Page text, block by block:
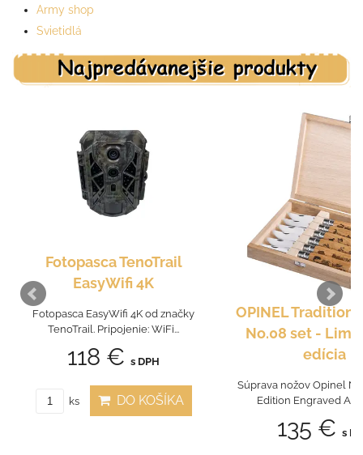
Army shop
Svietidlá
Fotopasca TenoTrail
EasyWifi 4K
Fotopasca EasyWifi 4K od značky
TenoTrail. Pripojenie: WiFi...
118 € s DPH
ks DO KOŠÍKA
OPINEL Tradition
No.08 set -
edícia
Súprava nožov Opinel
Edition Engraved
135 € s